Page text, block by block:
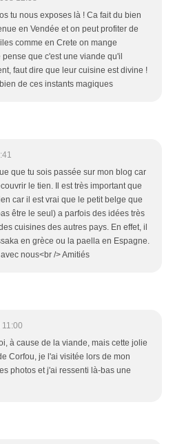
tu nous exposes là ! Ca fait du bien
en Vendée et on peut profiter de
comme en Crete on mange
que c'est une viande qu'il
faut dire que leur cuisine est divine !
de ces instants magiques
que tu sois passée sur mon blog car
le tien. Il est très important que
car il est vrai que le petit belge que
être le seul) a parfois des idées très
cuisines des autres pays. En effet, il
en grèce ou la paella en Espagne.
nous<br /> Amitiés
à cause de la viande, mais cette jolie
Corfou, je l'ai visitée lors de mon
photos et j'ai ressenti là-bas une